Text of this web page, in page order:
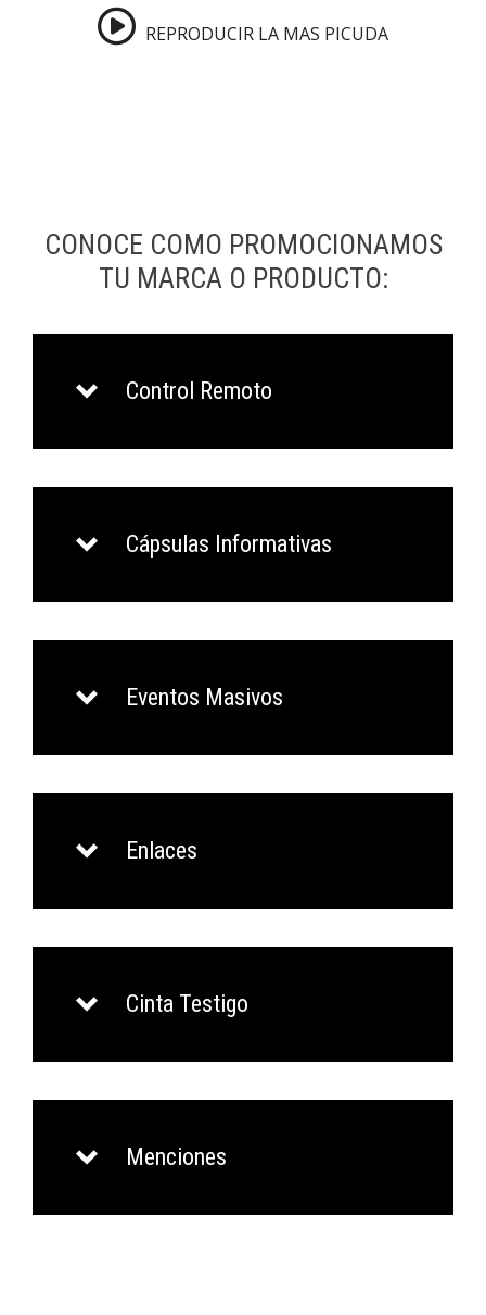
REPRODUCIR LA MAS PICUDA
CONOCE COMO PROMOCIONAMOS
TU MARCA O PRODUCTO:
Control Remoto
Cápsulas Informativas
Eventos Masivos
Enlaces
Cinta Testigo
Menciones